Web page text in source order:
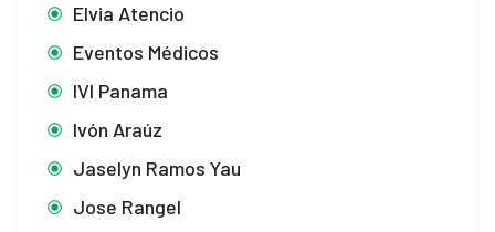
Elvia Atencio
Eventos Médicos
IVI Panama
Ivón Araúz
Jaselyn Ramos Yau
Jose Rangel